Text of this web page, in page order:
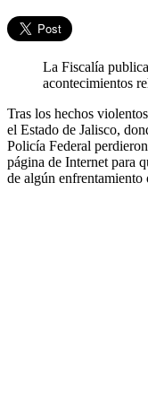
La Fiscalía
acontecimientos
Tras los hechos
el Estado de Jalisco,
Policía Federal
página de Internet para
de algún